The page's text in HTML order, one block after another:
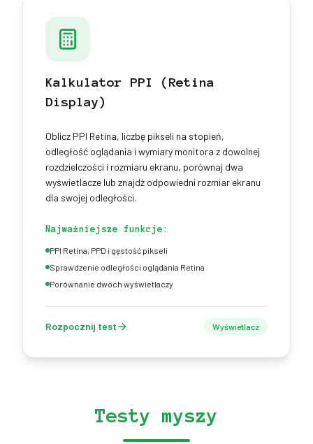
Kalkulator PPI (Retina
Display)
Oblicz PPI Retina, liczbę pikseli na stopień,
odległość oglądania i wymiary monitora z dowolnej
rozdzielczości i rozmiaru ekranu, porównaj dwa
wyświetlacze lub znajdź odpowiedni rozmiar ekranu
dla swojej odległości.
Najważniejsze funkcje:
PPI Retina, PPD i gęstość pikseli
Sprawdzenie odległości oglądania Retina
Porównanie dwóch wyświetlaczy
Rozpocznij test Wyświetlacz
Testy myszy